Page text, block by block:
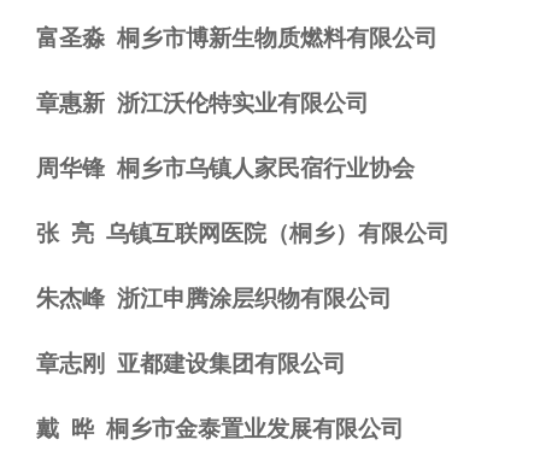
富圣淼 桐乡市博新生物质燃料有限公司
章惠新 浙江沃伦特实业有限公司
周华锋 桐乡市乌镇人家民宿行业协会
张 亮 乌镇互联网医院（桐乡）有限公司
朱杰峰 浙江申腾涂层织物有限公司
章志刚 亚都建设集团有限公司
戴 晔 桐乡市金泰置业发展有限公司